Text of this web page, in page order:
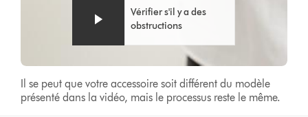
Vérifier s'il y a des
obstructions
Il se peut que votre accessoire soit différent du modèle
présenté dans la vidéo, mais le processus reste le même.